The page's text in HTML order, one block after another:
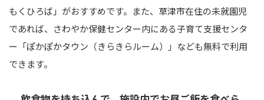
もくひろば」がおすすめです。また、草津市在住の未就園児
であれば、さわやか保健センター内にある子育て支援センタ
ー「ぽかぽかタウン（きらきらルーム）」なども無料で利用
できます。